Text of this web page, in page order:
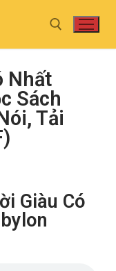
Nhất
Sách
Tải
Giàu Có